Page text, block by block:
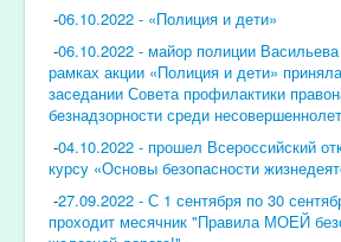
-06.10.2022 - «Полиция и дети»
-06.10.2022 - майор полиции
рамках акции «Полиция и дети»
заседании Совета профилактики
безнадзорности среди
-04.10.2022 - прошел Всероссийский
курсу «Основы безопасности
-27.09.2022 - С 1 сентября по 30
проходит месячник "Правила МОЕЙ